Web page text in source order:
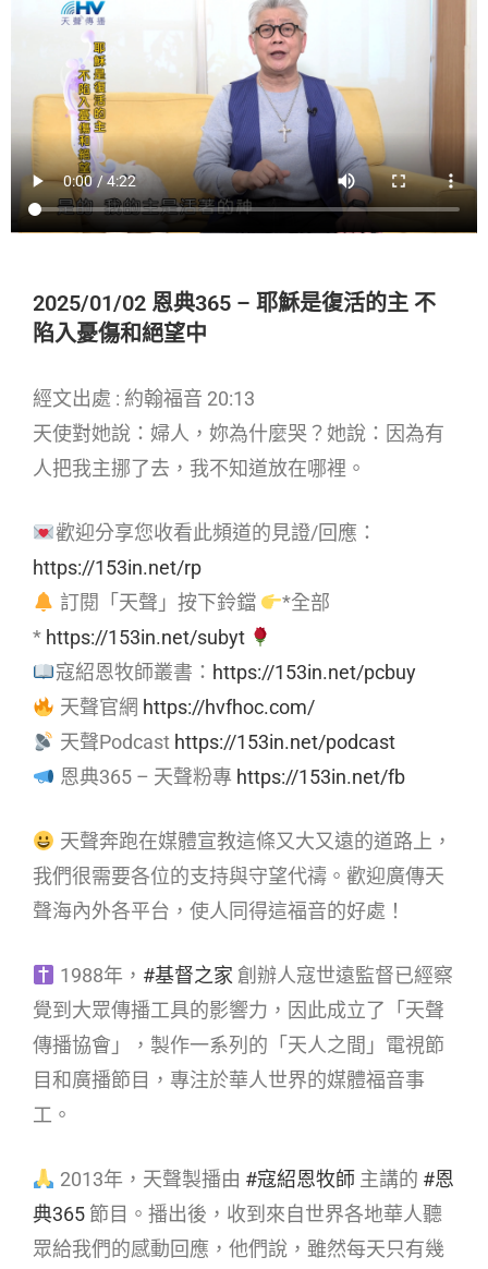
2025/01/02 恩典365 – 耶穌是復活的主 不
陷入憂傷和絕望中
經文出處 : 約翰福音 20:13
天使對她說：婦人，妳為什麼哭？她說：因為有
人把我主挪了去，我不知道放在哪裡。
歡迎分享您收看此頻道的見證/回應：
https://153in.net/rp
訂閱「天聲」按下鈴鐺
*全部
* https://153in.net/subyt
寇紹恩牧師叢書： https://153in.net/pcbuy
天聲官網 https://hvfhoc.com/
天聲Podcast https://153in.net/podcast
恩典365 – 天聲粉專 https://153in.net/fb
天聲奔跑在媒體宣教這條又大又遠的道路上，
我們很需要各位的支持與守望代禱。歡迎廣傳天
聲海內外各平台，使人同得這福音的好處！
1988年， #基督之家 創辦人寇世遠監督已經察
覺到大眾傳播工具的影響力，因此成立了「天聲
傳播協會」，製作一系列的「天人之間」電視節
目和廣播節目，專注於華人世界的媒體福音事
工。
2013年，天聲製播由 #寇紹恩牧師 主講的 #恩
典365 節目。播出後，收到來自世界各地華人聽
眾給我們的感動回應，他們說，雖然每天只有幾